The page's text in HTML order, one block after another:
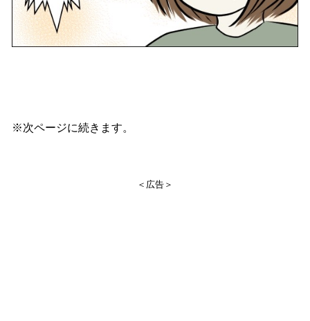
※次ページに続きます。
＜広告＞